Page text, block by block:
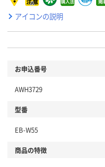
アイコンの説明
お申込番号
AWH3729
型番
EB-W55
商品の特徴